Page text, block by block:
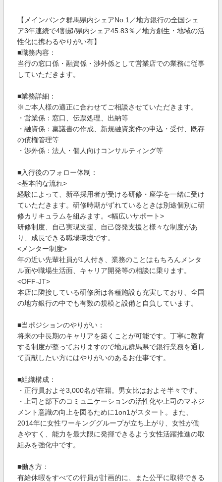
【メインバンク群馬県内シェアNo.1／地方銀行の全国シェ
ア3年連続で4割超/県内シェア45.83％／地方創生・地域の活
性化に携わるやりがい有】
■職務内容：
当行の窓口係・融資係・渉外係として営業店での業務に従事
していただきます。
■業務詳細：
※ご本人様の適正に合わせてご相談させていただきます。
・営業係：窓口、伝票処理、出納等
・融資係：稟議書の作成、新規融資案件の申込・受付、既存
の債権管理等
・渉外係：法人・個人向けコンサルティング等
■入行後のフォロー体制：
<基本的な流れ>
経験によって、新卒採用者が受ける研修・座学を一緒に受け
ていただきます。研修時期がずれているときは別途個別に研
修カリキュラムを組みます。<幅広いサポート>
研修制度、自己実現支援、自己啓発支援と様々な制度があ
り、成長できる職場環境です。
<メンター制度>
年の近い先輩社員が1人付き、業務のことはもちろんメンタ
ル面や職場生活面、キャリア開発等の相談に乗ります。
<OFF-JT>
本店に隣接している研修所は各種施設も充実しており、全国
の地方銀行の中でも有数の規模と設備と自負しています。
■当ポジションのやりがい：
将来の中長期のキャリアを築くことが可能です。丁寧に教育
する制度が整っておりますので地元群馬県で銀行業務を通し
て貢献したい方にはやりがいのあるお仕事です。
■組織構成：
・正行員およそ3,000名が在籍。男女比はおよそ半々です。
・上司と部下のコミュニケーションの活性化や上司のマネジ
メント意識の向上を図るために1on1がスタート。また、
2014年に女性ワーキンググループが立ち上がり、女性が働
きやすく、能力を最大限に発揮できるよう女性活躍推進の取
組みを強化中です。
■働き方：
有給休暇をすべての行員が計画的に、また公平に取得できる